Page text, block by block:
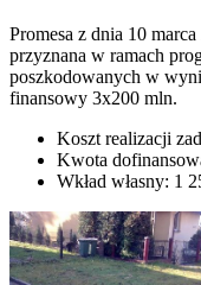
Promesa z dnia 10
przyznana w ramach
poszkodowanych w
finansowy 3x200 mln.
Koszt realizacji
Kwota
Wkład własny: 1